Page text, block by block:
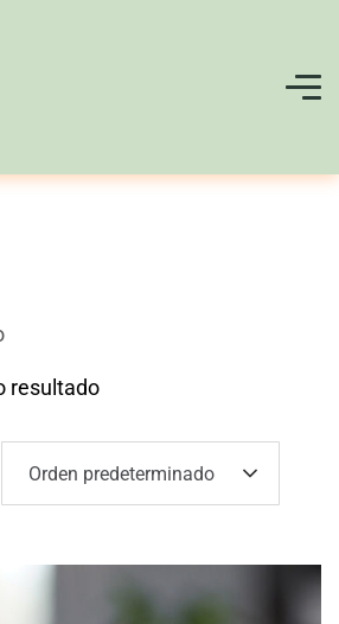
resultado
Orden predeterminado